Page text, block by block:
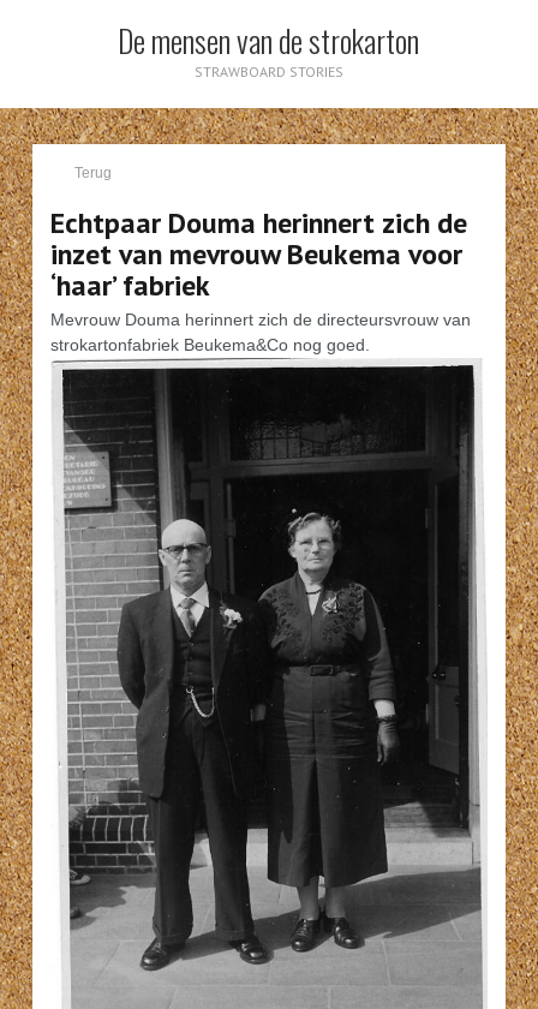
De mensen van de strokarton
STRAWBOARD STORIES
Terug
Echtpaar Douma herinnert zich de
inzet van mevrouw Beukema voor
‘haar’ fabriek
Mevrouw Douma herinnert zich de directeursvrouw van
strokartonfabriek Beukema&Co nog goed.